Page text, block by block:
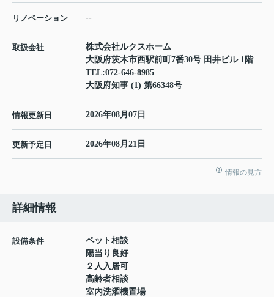
リノベーション --
取扱会社
株式会社ルクスホーム
大阪府茨木市西駅前町7番30号 田井ビル 1階
TEL:072-646-8985
大阪府知事 (1) 第66348号
情報更新日 2026年08月07日
更新予定日 2026年08月21日
情報の見方
詳細情報
設備条件
ペット相談
陽当り良好
２人入居可
高齢者相談
室内洗濯機置場